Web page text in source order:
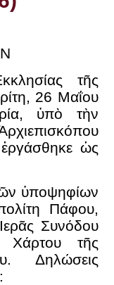
τῆς
26 Μαΐου
ὑπὸ τὴν
ὡς
ὑποψηφίων
Πάφου,
Συνόδου
Χάρτου τῆς
Δηλώσεις